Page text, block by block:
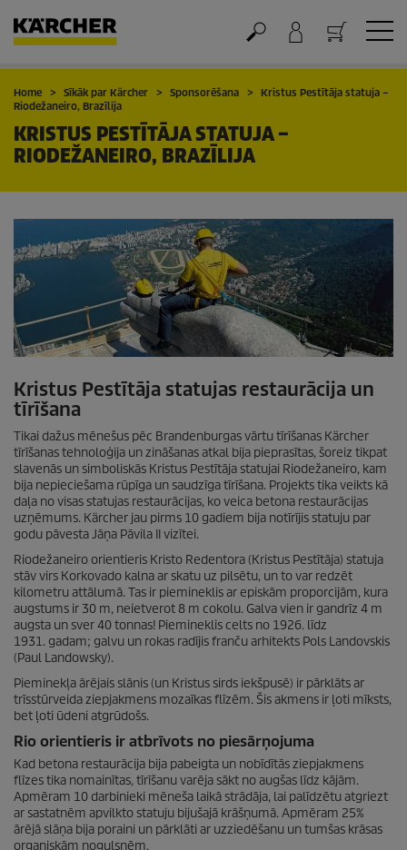
Grozs
Home Sīkāk par Kärcher Sponsorēšana
Kristus Pestītāja statuja –
Riodežaneiro, Brazīlija
KRISTUS PESTĪTĀJA STATUJA –
RIODEŽANEIRO, BRAZĪLIJA
Kristus Pestītāja statujas restaurācija un
tīrīšana
Tikai dažus mēnešus pēc Brandenburgas vārtu tīrīšanas Kärcher
tīrīšanas tehnoloģija un zināšanas atkal bija pieprasītas, šoreiz tikpat
slavenās un simboliskās Kristus Pestītāja statujai Riodežaneiro, kam
bija nepieciešama rūpīga un saudzīga tīrīšana. Projekts tika veikts kā
daļa no visas statujas restaurācijas, ko veica betona restaurācijas
uzņēmums. Kärcher jau pirms 10 gadiem bija notīrījis statuju par
godu pāvesta Jāņa Pāvila II vizītei.
Riodežaneiro orientieris Kristo Redentora (Kristus Pestītāja) statuja
stāv virs Korkovado kalna ar skatu uz pilsētu, un to var redzēt
kilometru attālumā. Tas ir piemineklis ar episkām proporcijām, kura
augstums ir 30 m, neietverot 8 m cokolu. Galva vien ir gandrīz 4 m
augsta un sver 40 tonnas! Piemineklis celts no 1926. līdz
1931. gadam; galvu un rokas radījis franču arhitekts Pols Landovskis
(Paul Landowsky).
Pieminekļa ārējais slānis (un Kristus sirds iekšpusē) ir pārklāts ar
trīsstūrveida ziepjakmens mozaīkas flīzēm. Šis akmens ir ļoti mīksts,
bet ļoti ūdeni atgrūdošs.
Rio orientieris ir atbrīvots no piesārņojuma
Kad betona restaurācija bija pabeigta un nobīdītās ziepjakmens
flīzes tika nomainītas, tīrīšanu varēja sākt no augšas līdz kājām.
Apmēram 10 darbinieki mēneša laikā strādāja, lai palīdzētu atgriezt
ar sastatnēm apvilkto statuju bijušajā krāšņumā. Apmēram 25%
ārējā slāņa bija poraini un pārklāti ar uzziedēšanu un tumšas krāsas
organiskām nogulsnēm.